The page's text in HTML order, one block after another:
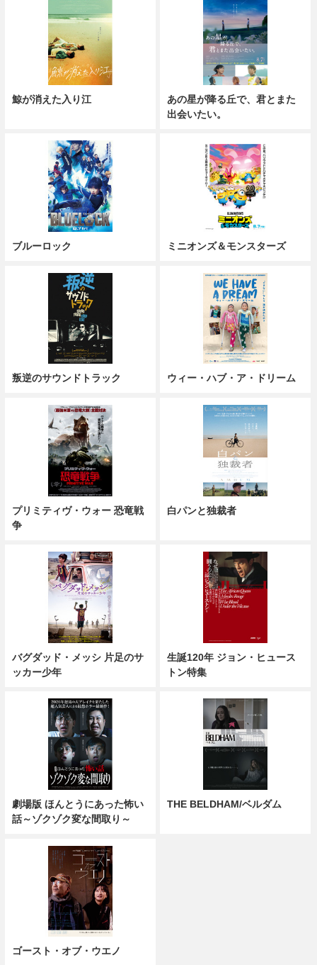
鯨が消えた入り江
あの星が降る丘で、君とまた
出会いたい。
ブルーロック ミニオンズ＆モンスターズ
叛逆のサウンドトラック ウィー・ハブ・ア・ドリーム
プリミティヴ・ウォー 恐竜戦
争
白パンと独裁者
バグダッド・メッシ 片足のサ
ッカー少年
生誕120年 ジョン・ヒュース
トン特集
劇場版 ほんとうにあった怖い
話～ゾクゾク変な間取り～
THE BELDHAM/ベルダム
ゴースト・オブ・ウエノ